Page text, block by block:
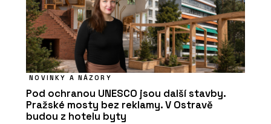
NOVINKY A NÁZORY
Pod ochranou UNESCO jsou další stavby.
Pražské mosty bez reklamy. V Ostravě
budou z hotelu byty